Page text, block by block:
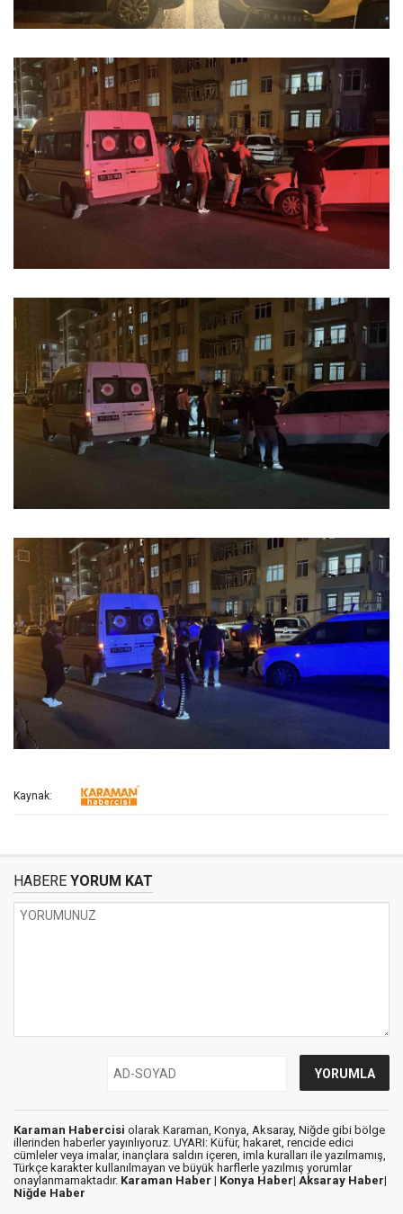
Kaynak:
HABERE YORUM KAT
Karaman Habercisi olarak Karaman, Konya, Aksaray, Niğde gibi bölge
illerinden haberler yayınlıyoruz. UYARI: Küfür, hakaret, rencide edici
cümleler veya imalar, inançlara saldırı içeren, imla kuralları ile yazılmamış,
Türkçe karakter kullanılmayan ve büyük harflerle yazılmış yorumlar
onaylanmamaktadır. Karaman Haber | Konya Haber| Aksaray Haber|
Niğde Haber